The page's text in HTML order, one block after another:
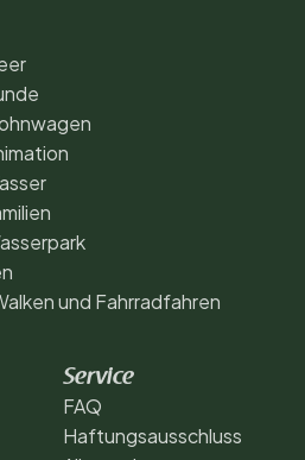
und Fahrradfahren
Service
FAQ
Haftungsausschluss